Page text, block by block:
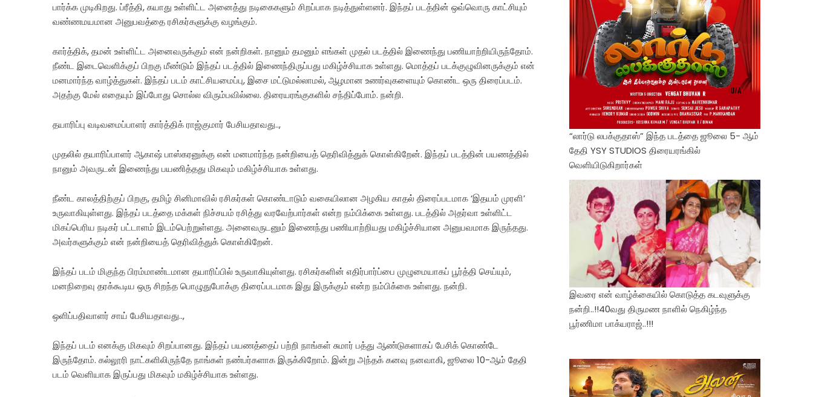
பார்க்க முடிகிறது. ப்ரீத்தி, கயாது உள்ளிட்ட அனைத்து நடிகைகளும் சிறப்பாக நடித்துள்ளனர். இந்தப் படத்தின் ஒவ்வொரு காட்சியும்
வண்ணமயமான அனுபவத்தை ரசிகர்களுக்கு வழங்கும்.
கார்த்திக், தமன் உள்ளிட்ட அனைவருக்கும் என் நன்றிகள். நானும் தமனும் எங்கள் முதல் படத்தில் இணைந்து பணியாற்றியிருந்தோம்.
நீண்ட இடைவெளிக்குப் பிறகு மீண்டும் இந்தப் படத்தில் இணைந்திருப்பது மகிழ்ச்சியாக உள்ளது. மொத்தப் படக்குழுவினருக்கும் என்
மனமார்ந்த வாழ்த்துகள். இந்தப் படம் காட்சியமைப்பு, இசை மட்டுமல்லாமல், ஆழமான உணர்வுகளையும் கொண்ட ஒரு திரைப்படம்.
அதற்கு மேல் எதையும் இப்போது சொல்ல விரும்பவில்லை. திரையரங்குகளில் சந்திப்போம். நன்றி.
தயாரிப்பு வடிவமைப்பாளர் கார்த்திக் ராஜ்குமார் பேசியதாவது..,
முதலில் தயாரிப்பாளர் ஆகாஷ் பாஸ்கரனுக்கு என் மனமார்ந்த நன்றியைத் தெரிவித்துக் கொள்கிறேன். இந்தப் படத்தின் பயணத்தில்
நானும் அவருடன் இணைந்து பயணித்தது மிகவும் மகிழ்ச்சியாக உள்ளது.
நீண்ட காலத்திற்குப் பிறகு, தமிழ் சினிமாவில் ரசிகர்கள் கொண்டாடும் வகையிலான அழகிய காதல் திரைப்படமாக ‘இதயம் முரளி’
உருவாகியுள்ளது. இந்தப் படத்தை மக்கள் நிச்சயம் ரசித்து வரவேற்பார்கள் என்ற நம்பிக்கை உள்ளது. படத்தில் அதர்வா உள்ளிட்ட
மிகப்பெரிய நடிகர் பட்டாளம் இடம்பெற்றுள்ளது. அனைவருடனும் இணைந்து பணியாற்றியது மகிழ்ச்சியான அனுபவமாக இருந்தது.
அவர்களுக்கும் என் நன்றியைத் தெரிவித்துக் கொள்கிறேன்.
இந்தப் படம் மிகுந்த பிரம்மாண்டமான தயாரிப்பில் உருவாகியுள்ளது. ரசிகர்களின் எதிர்பார்ப்பை முழுமையாகப் பூர்த்தி செய்யும்,
மனநிறைவு தரக்கூடிய ஒரு சிறந்த பொழுதுபோக்கு திரைப்படமாக இது இருக்கும் என்ற நம்பிக்கை உள்ளது. நன்றி.
ஒளிப்பதிவாளர் சாய் பேசியதாவது..,
இந்தப் படம் எனக்கு மிகவும் சிறப்பானது. இந்தப் பயணத்தைப் பற்றி நாங்கள் சுமார் பத்து ஆண்டுகளாகப் பேசிக் கொண்டே
இருந்தோம். கல்லூரி நாட்களிலிருந்தே நாங்கள் நண்பர்களாக இருக்கிறோம். இன்று அந்தக் கனவு நனவாகி, ஜூலை 10-ஆம் தேதி
படம் வெளியாக இருப்பது மிகவும் மகிழ்ச்சியாக உள்ளது.
“லார்டு லபக்குதாஸ்” இந்த படத்தை ஜூலை 5- ஆம்
தேதி YSY STUDIOS திரையரங்கில்
வெளியிடுகிறார்கள்
இவரை என் வாழ்க்கையில் கொடுத்த கடவுளுக்கு
நன்றி..!!40வது திருமண நாளில் நெகிழ்ந்த
பூர்ணிமா பாக்யராஜ்..!!!